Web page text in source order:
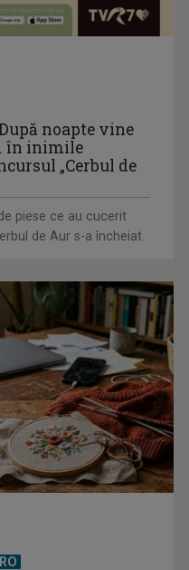
– prima în topul
noapte vine
în inimile
„Cerbul de
piese ce au cucerit
de Aur s-a încheiat.